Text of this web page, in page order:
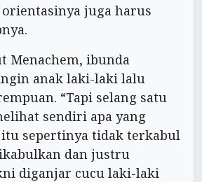
juga harus
Menachem, ibunda
anak laki-laki lalu
“Tapi selang satu
sendiri apa yang
sepertinya tidak terkabul
dan justru
diganjar cucu laki-laki